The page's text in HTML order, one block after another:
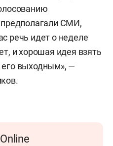
предполагали СМИ,
речь идет о неделе
и хорошая идея взять
его выходным», —